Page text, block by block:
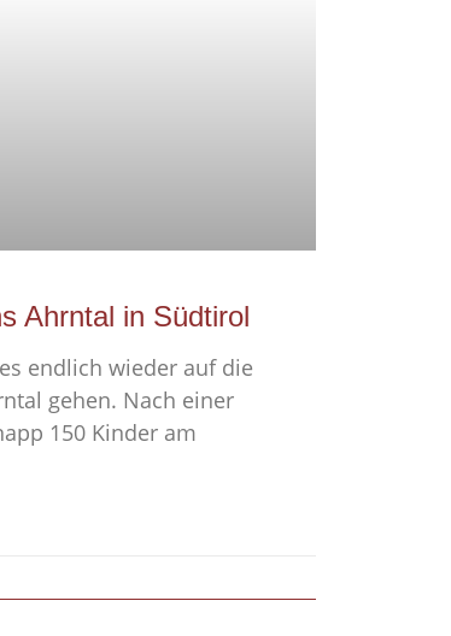
Ahrntal in Südtirol
endlich wieder auf die
gehen. Nach einer
150 Kinder am